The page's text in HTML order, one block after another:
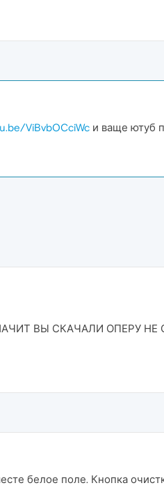
ViBvbOCciWc и ваще ютуб
ВЫ СКАЧАЛИ ОПЕРУ НЕ
белое поле. Кнопка